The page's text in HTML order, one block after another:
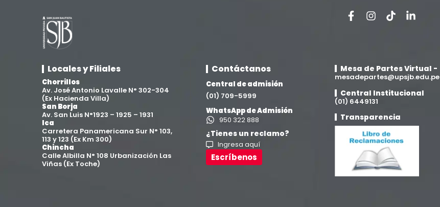
Locales y Filiales
Chorrillos
Av. José Antonio Lavalle N° 302-304
(Ex Hacienda Villa)
San Borja
Av. San Luis N°1923 – 1925 – 1931
Ica
Carretera Panamericana Sur N° 103,
113 y 123 (Ex Km 300)
Chincha
Calle Albilla N° 108 Urbanización Las
Viñas (Ex Toche)
Contáctanos
Central de admisión
(01) 709-5999
WhatsApp de Admisión
950 322 888
¿Tienes un reclamo?
Ingresa aquí
Escríbenos
Mesa de Partes Virtual -
mesadepartes@upsjb.edu.pe
Central Institucional
(01) 6449131
Transparencia